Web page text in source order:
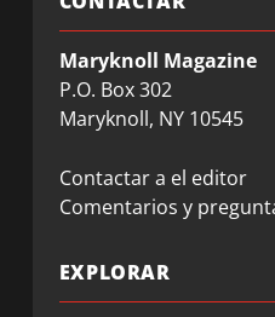
Maryknoll Magazine
P.O. Box 302
Maryknoll, NY 10545
Contactar a el editor
Comentarios y
EXPLORAR